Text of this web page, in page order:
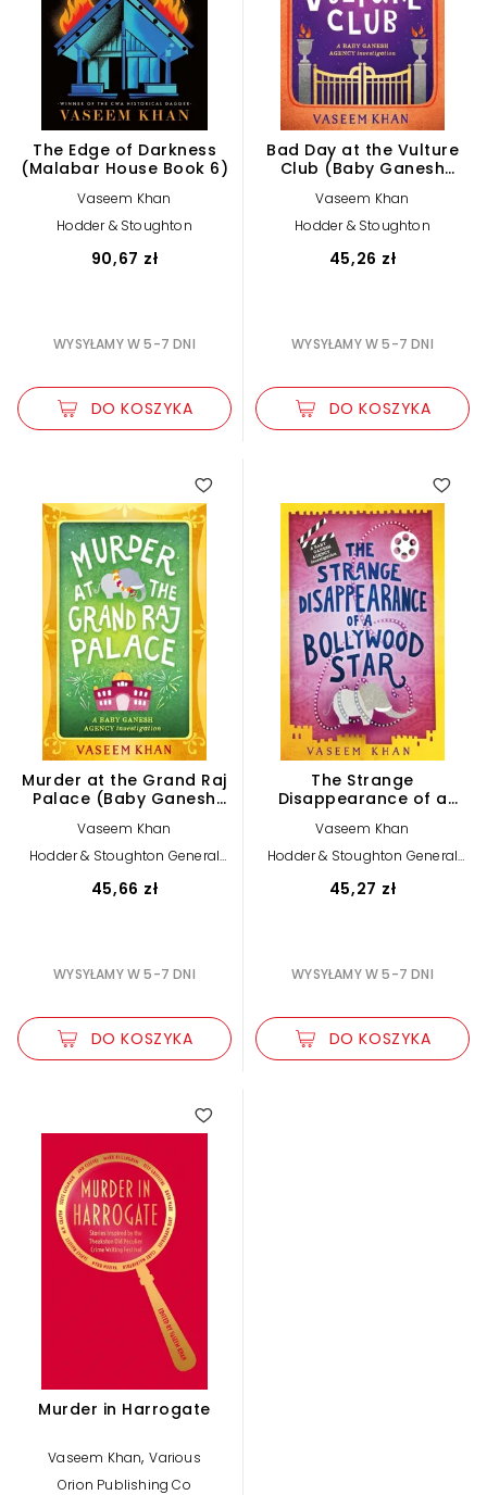
The Edge of Darkness
(Malabar House Book 6)
Vaseem Khan
Hodder & Stoughton
90,67 zł
WYSYŁAMY W 5-7 DNI
DO KOSZYKA
Bad Day at the Vulture
Club (Baby Ganesh
Vaseem Khan
Hodder & Stoughton
45,26 zł
WYSYŁAMY W 5-7 DNI
DO KOSZYKA
Murder at the Grand Raj
Palace (Baby Ganesh
Vaseem Khan
Hodder & Stoughton General
45,66 zł
WYSYŁAMY W 5-7 DNI
DO KOSZYKA
The Strange
Disappearance of a
Ganesh Agency Book 3)
Vaseem Khan
Hodder & Stoughton General
45,27 zł
WYSYŁAMY W 5-7 DNI
DO KOSZYKA
Murder in Harrogate
Vaseem Khan,Various
Orion Publishing Co